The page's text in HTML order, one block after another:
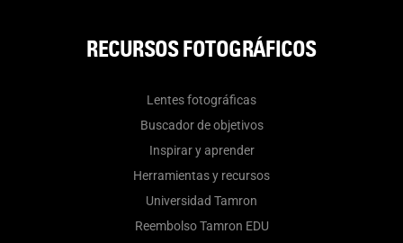
RECURSOS FOTOGRÁFICOS
Lentes fotográficas
Buscador de objetivos
Inspirar y aprender
Herramientas y recursos
Universidad Tamron
Reembolso Tamron EDU